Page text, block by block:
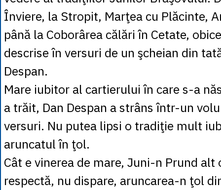
1 UAH= 0.1048
1 XDR
= 5.9383
1 ZAR= 0.2318
Înviere, la Stropit, Marţea cu Plăcinte,
până la Coborârea călări în Cetate,
descrise în versuri de un şcheian din
Despan.
Mare iubitor al cartierului în care s-a
a trăit, Dan Despan a strâns într-un
versuri. Nu putea lipsi o tradiţie mult
aruncatul în ţol.
Cât e vinerea de mare, Juni-n Prund alt
respectă, nu dispare, aruncarea-n ţol